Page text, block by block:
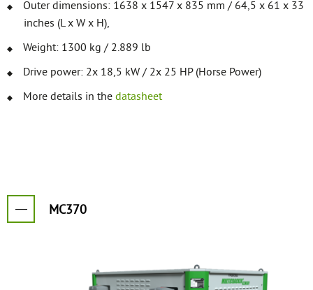
Outer dimensions: 1638 x 1547 x 835 mm / 64,5 x 61 x 33
inches (L x W x H),
Weight: 1300 kg / 2.889 lb
Drive power: 2x 18,5 kW / 2x 25 HP (Horse Power)
More details in the datasheet
MC370